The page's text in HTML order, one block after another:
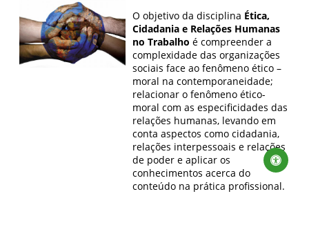
O objetivo da disciplina Ética,
Cidadania e Relações Humanas
no Trabalho é compreender a
complexidade das organizações
sociais face ao fenômeno ético –
moral na contemporaneidade;
relacionar o fenômeno ético-
moral com as especificidades das
relações humanas, levando em
conta aspectos como cidadania,
relações interpessoais e relações
de poder e aplicar os
conhecimentos acerca do
conteúdo na prática profissional.